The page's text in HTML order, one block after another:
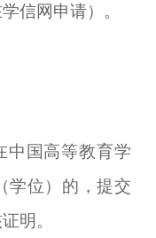
信网申请）。
中国高等教育学
学位）的，提交
明。